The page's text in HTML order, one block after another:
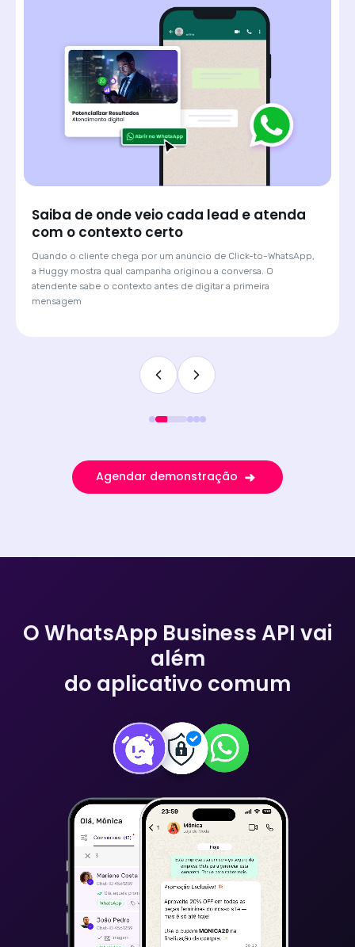
Saiba de onde veio cada lead e atenda
com o contexto certo
Quando o cliente chega por um anúncio de Click-to-WhatsApp,
a Huggy mostra qual campanha originou a conversa. O
atendente sabe o contexto antes de digitar a primeira
mensagem
Agendar demonstração
O WhatsApp Business API vai
além
do aplicativo comum